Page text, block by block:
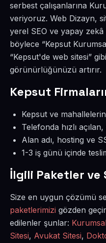
serbest çalışanlarına
veriyoruz. Web Dizayn,
yerel SEO ve yapay
böylece “Kepsut
“Kepsut'de web sitesi”
görünürlüğünüzü artırır.
Kepsut
Kepsut ve
Telefonda hızlı
Alan adı, hosting ve
1-3 iş günü içinde
İlgili Paketler ve
Size en uygun çözümü
paketlerimizi gözden
edilenler şunlar:
Sitesi, Avukat Sitesi,